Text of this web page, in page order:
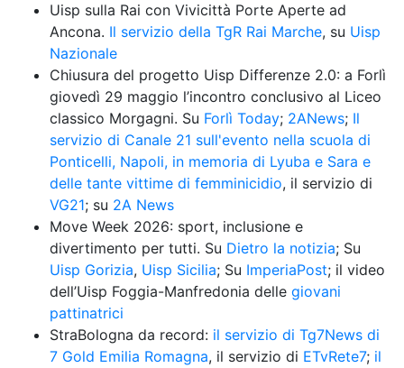
Uisp sulla Rai con Vivicittà Porte Aperte ad
Ancona. Il servizio della TgR Rai Marche, su Uisp
Nazionale
Chiusura del progetto Uisp Differenze 2.0: a Forlì
giovedì 29 maggio l’incontro conclusivo al Liceo
classico Morgagni. Su Forlì Today; 2ANews; Il
servizio di Canale 21 sull'evento nella scuola di
Ponticelli, Napoli, in memoria di Lyuba e Sara e
delle tante vittime di femminicidio
VG21; su 2A News
Move Week 2026: sport, inclusione e
divertimento per tutti. Su Dietro la notizia
Uisp Gorizia, Uisp Sicilia; Su ImperiaPost; il video
dell’Uisp Foggia-Manfredonia delle giovani
pattinatrici
StraBologna da record: il servizio di Tg7News di
7 Gold Emilia Romagna, il servizio di ETvRete7; il